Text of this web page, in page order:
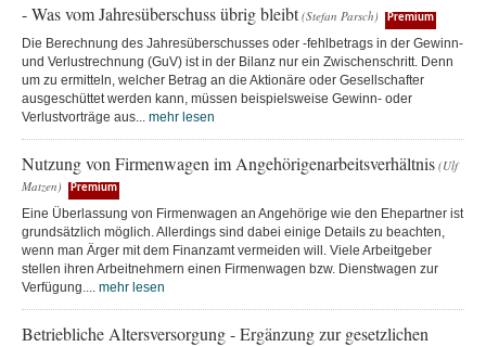
- Was vom Jahresüberschuss übrig bleibt (Stefan Parsch) Premium
Die Berechnung des Jahresüberschusses oder -fehlbetrags in der Gewinn-
und Verlustrechnung (GuV) ist in der Bilanz nur ein Zwischenschritt. Denn
um zu ermitteln, welcher Betrag an die Aktionäre oder Gesellschafter
ausgeschüttet werden kann, müssen beispielsweise Gewinn- oder
Verlustvorträge aus... mehr lesen
Nutzung von Firmenwagen im Angehörigenarbeitsverhältnis (Ulf
Matzen)
Premium
Eine Überlassung von Firmenwagen an Angehörige wie den Ehepartner ist
grundsätzlich möglich. Allerdings sind dabei einige Details zu beachten,
wenn man Ärger mit dem Finanzamt vermeiden will. Viele Arbeitgeber
stellen ihren Arbeitnehmern einen Firmenwagen bzw. Dienstwagen zur
Verfügung.... mehr lesen
Betriebliche Altersversorgung - Ergänzung zur gesetzlichen